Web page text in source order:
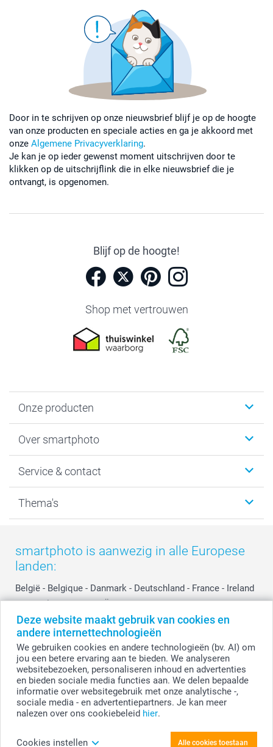
Deze website maakt gebruik van cookies en
andere internettechnologieën
We gebruiken cookies en andere technologieën (bv. AI) om
jou een betere ervaring aan te bieden. We analyseren
websitebezoeken, personaliseren inhoud en advertenties
en bieden sociale media functies aan. We delen bepaalde
informatie over websitegebruik met onze analytische -,
sociale media - en advertentiepartners. Je kan meer
nalezen over ons cookiebeleid hier.
Cookies instellen Alle cookies toestaan
Door in te schrijven op onze nieuwsbrief blijf je op de hoogte
van onze producten en speciale acties en ga je akkoord met
onze Algemene Privacyverklaring.
Je kan je op ieder gewenst moment uitschrijven door te
klikken op de uitschrijflink die in elke nieuwsbrief die je
ontvangt, is opgenomen.
Blijf op de hoogte!
Shop met vertrouwen
Onze producten
Fotoboeken
Fotocadeaus
Kaarten
Over smartphoto
Vacatures
Bestelproces
Privacy
Cookiebeleid
Reviews
Prijslijst
Investor Relations
Service & contact
Tevredenheidsgarantie
smartbonus
smartfriends
service@smartphoto.nl
Affiliate partnerprogramma
Partnerships
Influencer partnerprogramma
Thema's
Moederdag
Vaderdag
Huwelijk
smartphoto is aanwezig in alle Europese
landen:
België - Belgique - Danmark - Deutschland - France - Ireland
- Nederland - Norge - Österreich - Schweiz - Suisse -
Switzerland - Suomi - Sverige - United Kingdom -
Other Countries
Alle prijzen zijn in EURO (€) inclusief BTW en exclusief verzendkosten.